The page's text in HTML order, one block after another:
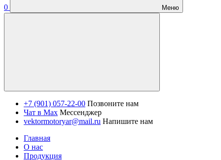
0 Меню
+7 (901) 057-22-00 Позвоните нам
Чат в Max Мессенджер
vektormotoryar@mail.ru Напишите нам
Главная
О нас
Продукция